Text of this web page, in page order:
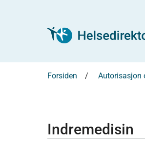
Forsiden Autorisasjon
Indremedisin